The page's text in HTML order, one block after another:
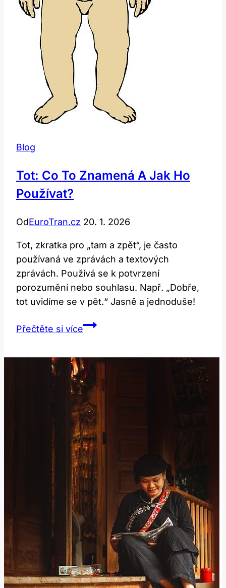
Blog
Tot: Co To Znamená A Jak Ho
Používat?
OdEuroTran.cz 20. 1. 2026
Tot, zkratka pro „tam a zpět“, je často
používaná ve zprávách a textových
zprávách. Používá se k potvrzení
porozumění nebo souhlasu. Např. „Dobře,
tot uvidíme se v pět.“ Jasně a jednoduše!
Přečtěte si víceTot:
Znamená
a
Jak
Ho
Používat?